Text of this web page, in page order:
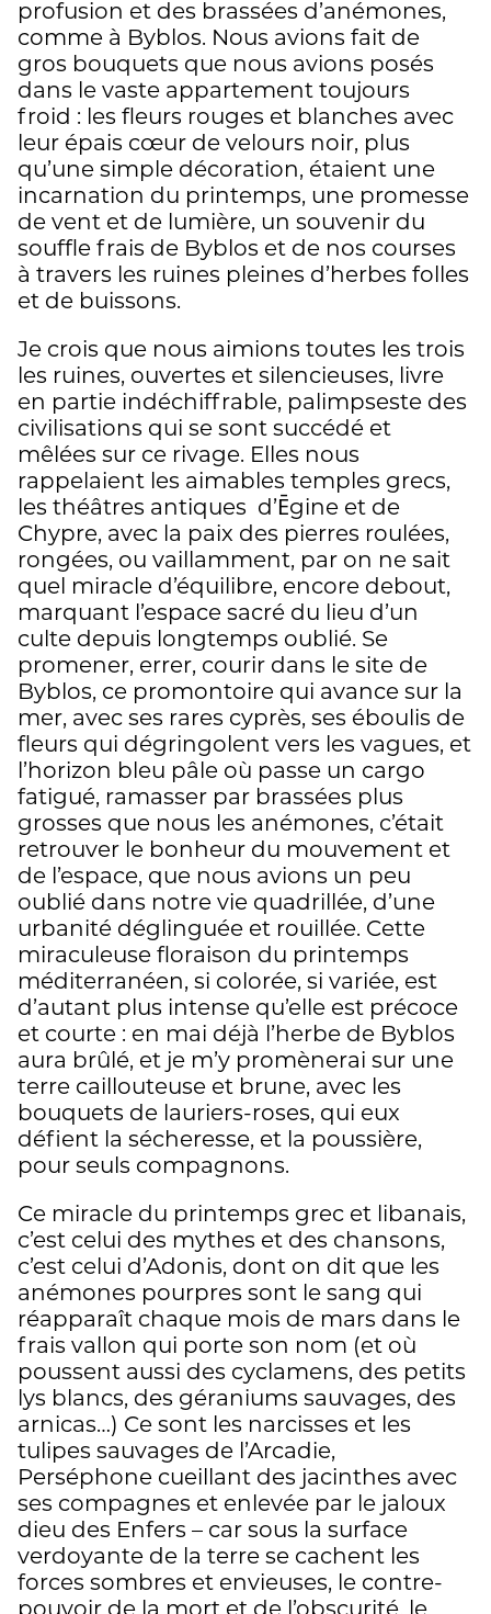
profusion et des brassées d’anémones,
comme à Byblos. Nous avions fait de
gros bouquets que nous avions posés
dans le vaste appartement toujours
froid : les fleurs rouges et blanches avec
leur épais cœur de velours noir, plus
qu’une simple décoration, étaient une
incarnation du printemps, une promesse
de vent et de lumière, un souvenir du
souffle frais de Byblos et de nos courses
à travers les ruines pleines d’herbes folles
et de buissons.
Je crois que nous aimions toutes les trois
les ruines, ouvertes et silencieuses, livre
en partie indéchiffrable, palimpseste des
civilisations qui se sont succédé et
mêlées sur ce rivage. Elles nous
rappelaient les aimables temples grecs,
les théâtres antiques d’Ēgine et de
Chypre, avec la paix des pierres roulées,
rongées, ou vaillamment, par on ne sait
quel miracle d’équilibre, encore debout,
marquant l’espace sacré du lieu d’un
culte depuis longtemps oublié. Se
promener, errer, courir dans le site de
Byblos, ce promontoire qui avance sur la
mer, avec ses rares cyprès, ses éboulis de
fleurs qui dégringolent vers les vagues, et
l’horizon bleu pâle où passe un cargo
fatigué, ramasser par brassées plus
grosses que nous les anémones, c’était
retrouver le bonheur du mouvement et
de l’espace, que nous avions un peu
oublié dans notre vie quadrillée, d’une
urbanité déglinguée et rouillée. Cette
miraculeuse floraison du printemps
méditerranéen, si colorée, si variée, est
d’autant plus intense qu’elle est précoce
et courte : en mai déjà l’herbe de Byblos
aura brûlé, et je m’y promènerai sur une
terre caillouteuse et brune, avec les
bouquets de lauriers-roses, qui eux
défient la sécheresse, et la poussière,
pour seuls compagnons.
Ce miracle du printemps grec et libanais,
c’est celui des mythes et des chansons,
c’est celui d’Adonis, dont on dit que les
anémones pourpres sont le sang qui
réapparaît chaque mois de mars dans le
frais vallon qui porte son nom (et où
poussent aussi des cyclamens, des petits
lys blancs, des géraniums sauvages, des
arnicas…) Ce sont les narcisses et les
tulipes sauvages de l’Arcadie,
Perséphone cueillant des jacinthes avec
ses compagnes et enlevée par le jaloux
dieu des Enfers – car sous la surface
verdoyante de la terre se cachent les
forces sombres et envieuses, le contre-